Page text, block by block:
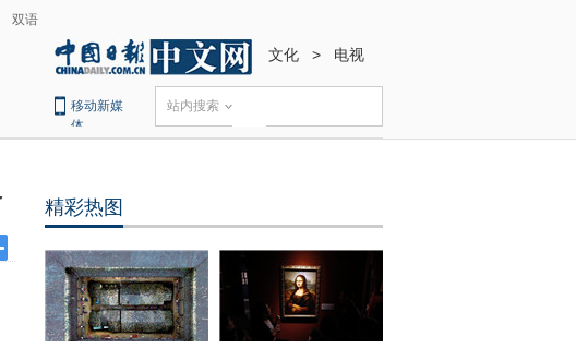
双语
文化 > 电视
移动新媒
体
站内搜索
精彩热图